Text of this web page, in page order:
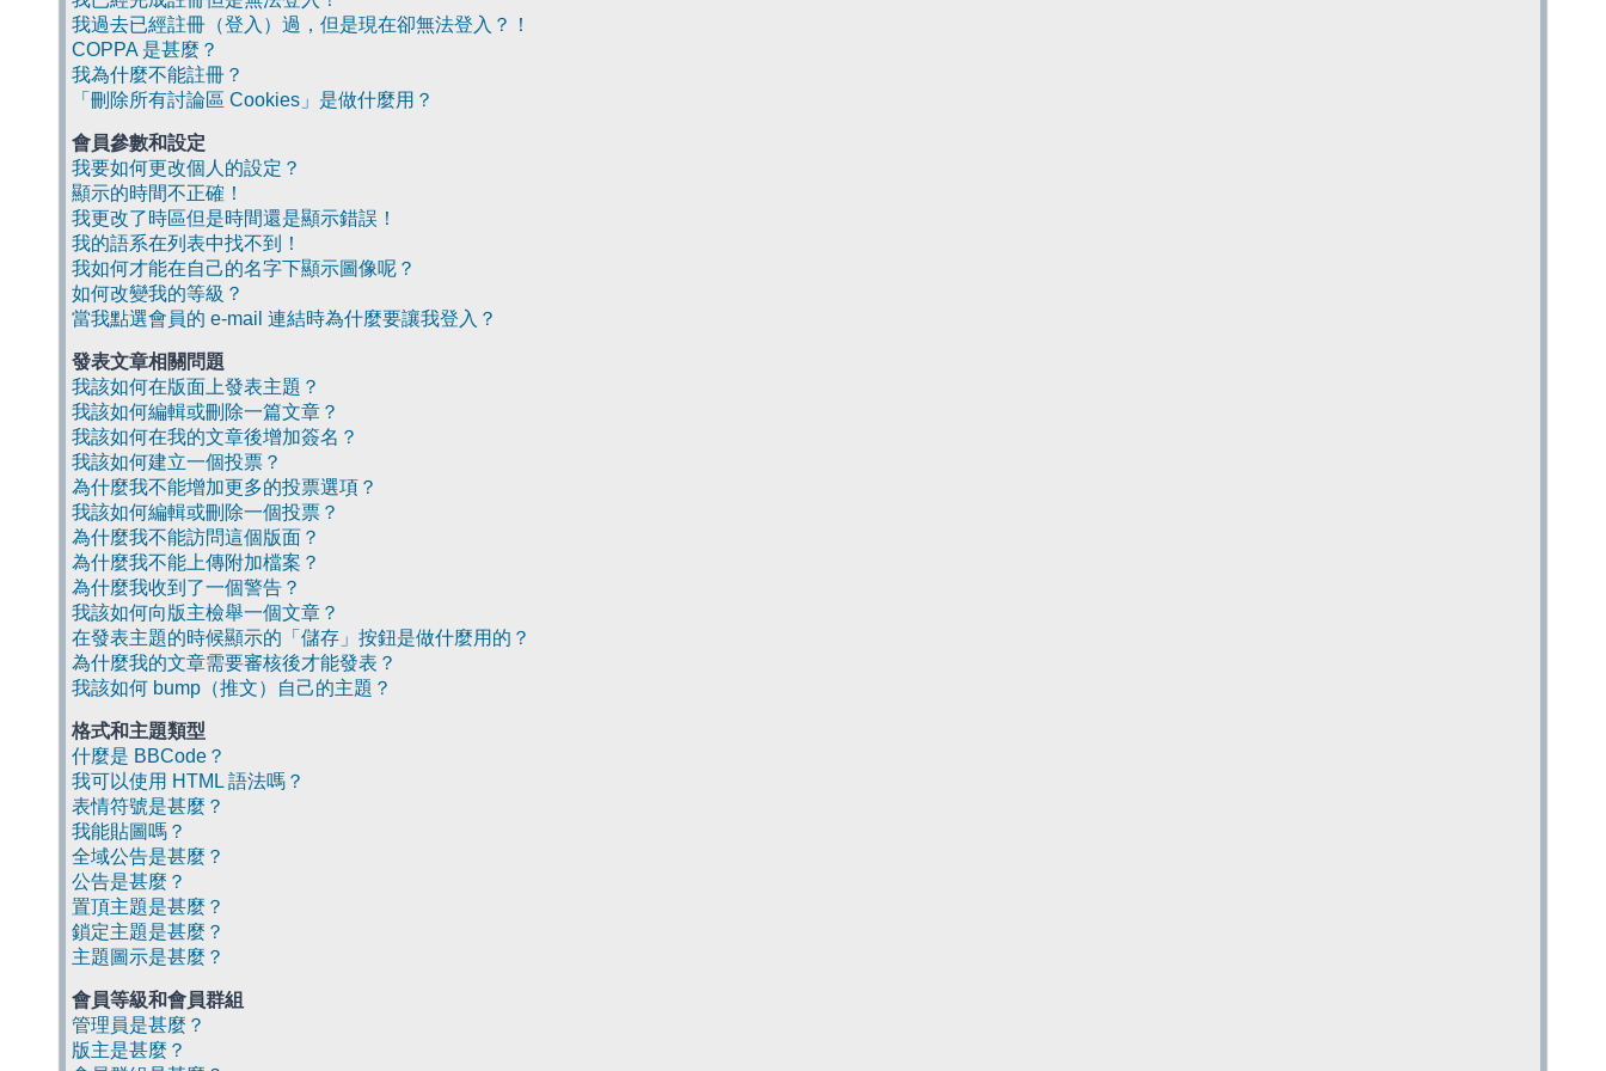
我過去已經註冊（登入）過，但是現在卻無法登入？！
COPPA 是甚麼？
我為什麼不能註冊？
「刪除所有討論區 Cookies」是做什麼用？
會員參數和設定
我要如何更改個人的設定？
顯示的時間不正確！
我更改了時區但是時間還是顯示錯誤！
我的語系在列表中找不到！
我如何才能在自己的名字下顯示圖像呢？
如何改變我的等級？
當我點選會員的 e-mail 連結時為什麼要讓我登入？
發表文章相關問題
我該如何在版面上發表主題？
我該如何編輯或刪除一篇文章？
我該如何在我的文章後增加簽名？
我該如何建立一個投票？
為什麼我不能增加更多的投票選項？
我該如何編輯或刪除一個投票？
為什麼我不能訪問這個版面？
為什麼我不能上傳附加檔案？
為什麼我收到了一個警告？
我該如何向版主檢舉一個文章？
在發表主題的時候顯示的「儲存」按鈕是做什麼用的？
為什麼我的文章需要審核後才能發表？
我該如何 bump（推文）自己的主題？
格式和主題類型
什麼是 BBCode？
我可以使用 HTML 語法嗎？
表情符號是甚麼？
我能貼圖嗎？
全域公告是甚麼？
公告是甚麼？
置頂主題是甚麼？
鎖定主題是甚麼？
主題圖示是甚麼？
會員等級和會員群組
管理員是甚麼？
版主是甚麼？